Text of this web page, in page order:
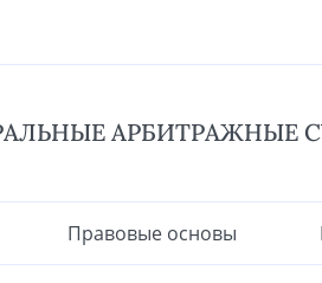
АРБИТРАЖНЫЕ
Правовые основы